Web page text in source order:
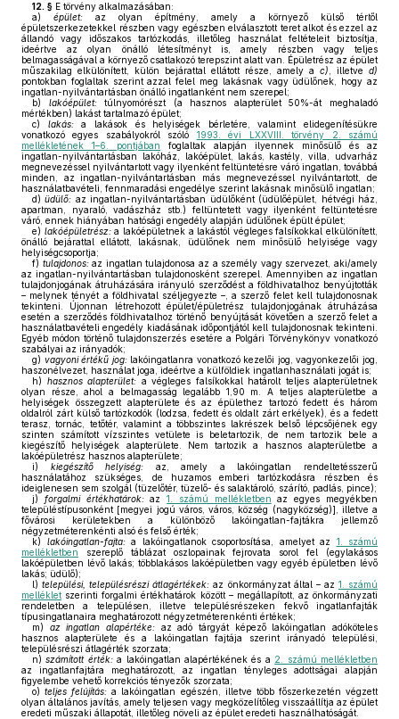
12. § E törvény alkalmazásában:
a)
épület: az olyan építmény, amely a környező külső tértől
épületszerkezetekkel részben vagy egészben elválasztott teret alkot és ezzel az
állandó vagy időszakos tartózkodás, illetőleg használat feltételeit biztosítja,
ideértve az olyan önálló létesítményt is, amely részben vagy teljes
belmagasságával a környező csatlakozó terepszint alatt van. Épületrész az épület
műszakilag elkülönített, külön bejárattal ellátott része, amely a c) , illetve d)
pontokban foglaltak szerint azzal felel meg lakásnak vagy üdülőnek, hogy az
ingatlan-nyilvántartásban önálló ingatlanként nem szerepel;
b)
lakóépület:túlnyomórészt (a hasznos alapterület 50%-át meghaladó
mértékben) lakást tartalmazó épület;
c)
lakás:a lakások és helyiségek bérletére, valamint elidegenítésükre
vonatkozó egyes szabályokról szóló 1993. évi LXXVIII. törvény 2. számú
mellékletének 1–6. pontjában foglaltak alapján ilyennek minősülő és az
ingatlan-nyilvántartásban lakóház, lakóépület, lakás, kastély, villa, udvarház
megnevezéssel nyilvántartott vagy ilyenként feltüntetésre váró ingatlan, továbbá
minden, az ingatlan-nyilvántartásban más megnevezéssel nyilvántartott, de
használatbavételi, fennmaradási engedélye szerint lakásnak minősülő ingatlan;
d) üdülő: az ingatlan-nyilvántartásban üdülőként (üdülőépület, hétvégi ház,
apartman, nyaraló, vadászház stb.) feltüntetett vagy ilyenként feltüntetésre
váró, ennek hiányában hatósági engedély alapján üdülőnek épült épület;
e) lakóépületrész:a lakóépületnek a lakástól végleges falsíkokkal elkülönített,
önálló bejárattal ellátott, lakásnak, üdülőnek nem minősülő helyisége vagy
helyiségcsoportja;
f) tulajdonos:az ingatlan tulajdonosa az a személy vagy szervezet, aki/amely
az ingatlan-nyilvántartásban tulajdonosként szerepel. Amennyiben az ingatlan
tulajdonjogának átruházására irányuló szerződést a földhivatalhoz benyújtották
– melynek tényét a földhivatal széljegyezte –, a szerző felet kell tulajdonosnak
tekinteni. Újonnan létrehozott épület/épületrész tulajdonjogának átruházása
esetén a szerződés földhivatalhoz történő benyújtását követően a szerző felet a
használatbavételi engedély kiadásának időpontjától kell tulajdonosnak tekinteni.
Egyéb módon történő tulajdonszerzés esetére a Polgári Törvénykönyv vonatkozó
szabályai az irányadók;
g) vagyoni értékű jog:lakóingatlanra vonatkozó kezelői jog, vagyonkezelői jog,
haszonélvezet, használat joga, ideértve a külföldiek ingatlanhasználati jogát is;
h) hasznos alapterület: a végleges falsíkokkal határolt teljes alapterületnek
olyan része, ahol a belmagasság legalább 1,90 m. A teljes alapterületbe a
helyiségek összegzett alapterülete és az épülethez tartozó fedett és három
oldalról zárt külső tartózkodók (lodzsa, fedett és oldalt zárt erkélyek), és a fedett
terasz, tornác, tetőtér, valamint a többszintes lakrészek belső lépcsőjének egy
szinten számított vízszintes vetülete is beletartozik, de nem tartozik bele a
kiegészítő helyiségek alapterülete. Nem tartozik a hasznos alapterületbe a
lakóépületrész hasznos alapterülete;
i)
kiegészítő helyiség: az, amely a lakóingatlan rendeltetésszerű
használatához szükséges, de huzamos emberi tartózkodásra részben és
ideiglenesen sem szolgál (tüzelőtér, tüzelő- és salaktároló, szárító, padlás, pince);
j)
forgalmi értékhatárok:az1. számú mellékletben az egyes megyékben
településtípusonként [megyei jogú város, város, község (nagyközség)], illetve a
fővárosi kerületekben a különböző lakóingatlan-fajtákra jellemző
négyzetméterenkénti alsó és felső érték;
k)
lakóingatlan-fajta:a lakóingatlanok csoportosítása, amelyet az 1. számú
mellékletben szereplő táblázat oszlopainak fejrovata sorol fel (egylakásos
lakóépületben lévő lakás; többlakásos lakóépületben vagy egyéb épületben lévő
lakás; üdülő);
l) települési, településrészi átlagértékek: az önkormányzat által – az 1. számú
melléklet szerinti forgalmi értékhatárok között – megállapított, az önkormányzati
rendeletben a településen, illetve településrészeken fekvő ingatlanfajták
típusingatlanaira meghatározott négyzetméterenkénti értékek;
m)
az ingatlan alapértéke: az adó tárgyát képező lakóingatlan adóköteles
hasznos alapterülete és a lakóingatlan fajtája szerint irányadó települési,
településrészi átlagérték szorzata;
n) számított érték:a lakóingatlan alapértékének és a 2. számú mellékletben
az ingatlanfajtára meghatározott, az ingatlan tényleges adottságai alapján
figyelembe vehető korrekciós tényezők szorzata;
o) teljes felújítás: a lakóingatlan egészén, illetve több főszerkezetén végzett
olyan általános javítás, amely teljesen vagy megközelítőleg visszaállítja az épület
eredeti műszaki állapotát, illetőleg növeli az épület eredeti használhatóságát.